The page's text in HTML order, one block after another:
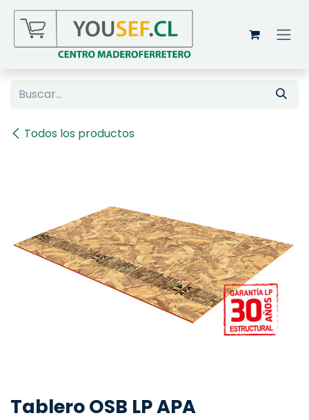
Ir al contenido
Todos los productos
Tablero OSB LP APA